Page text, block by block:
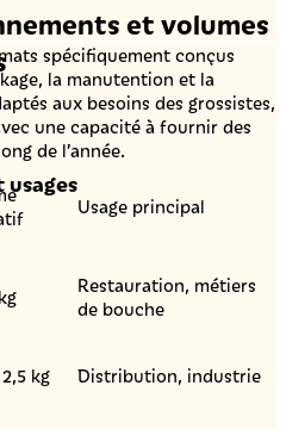
et volumes
spécifiquement conçus
la manutention et la
aux besoins des grossistes,
une capacité à fournir des
de l’année.
Usage principal
Restauration, métiers
de bouche
kg Distribution, industrie